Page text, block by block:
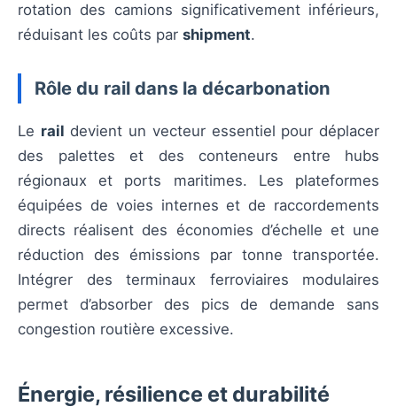
rotation des camions significativement inférieurs,
réduisant les coûts par shipment.
Rôle du rail dans la décarbonation
Le rail devient un vecteur essentiel pour déplacer
des palettes et des conteneurs entre hubs
régionaux et ports maritimes. Les plateformes
équipées de voies internes et de raccordements
directs réalisent des économies d’échelle et une
réduction des émissions par tonne transportée.
Intégrer des terminaux ferroviaires modulaires
permet d’absorber des pics de demande sans
congestion routière excessive.
Énergie, résilience et durabilité